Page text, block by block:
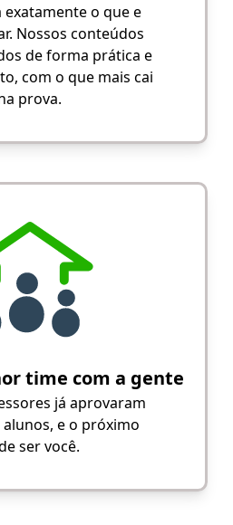
exatamente o que e
Nossos conteúdos
de forma prática e
com o que mais cai
prova.
time com a gente
já aprovaram
e o próximo
ser você.